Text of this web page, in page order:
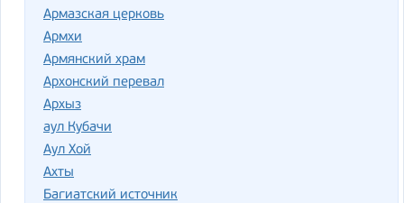
Армазская церковь
Армхи
Армянский храм
Архонский перевал
Архыз
аул Кубачи
Аул Хой
Ахты
Багиатский источник